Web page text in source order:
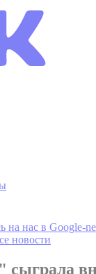
на наc в Google-
новости
сыграла